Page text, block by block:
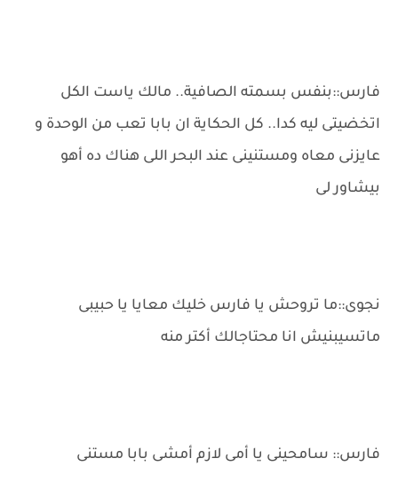
فارس::بنفس بسمته الصافية.. مالك ياست الكل
اتخضيتى ليه كدا.. كل الحكاية ان بابا تعب من الوحدة و
عايزنى معاه ومستنينى عند البحر اللى هناك ده أهو
بيشاور لى
نجوى::ما تروحش يا فارس خليك معايا يا حبيبى
ماتسيبنيش انا محتاجالك أكتر منه
فارس:: سامحينى يا أمى لازم أمشى بابا مستنى